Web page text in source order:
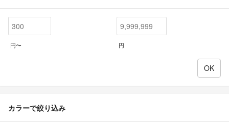
円〜 円
カラーで絞り込み